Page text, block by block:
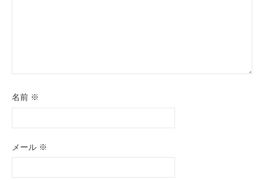
名前 ※
メール ※